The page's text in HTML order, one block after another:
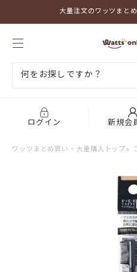
テ
大量注文のワッツまと
ッ
と
め
ログイン 新規会
ワッツまとめ買い・大量購入トップ >